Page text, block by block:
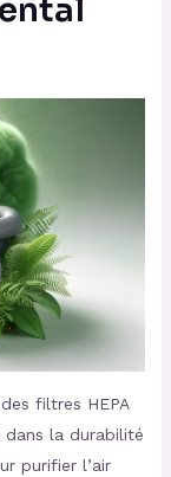
filtres HEPA
la durabilité
purifier l’air